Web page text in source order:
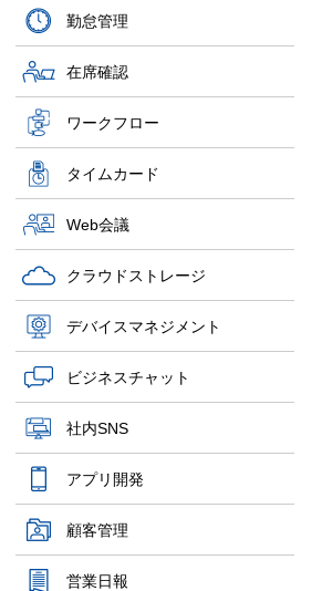
勤怠管理
在席確認
ワークフロー
タイムカード
Web会議
クラウドストレージ
デバイスマネジメント
ビジネスチャット
社内SNS
アプリ開発
顧客管理
営業日報